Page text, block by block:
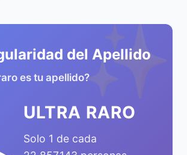
✨
del Apellido
es tu apellido?
ULTRA RARO
Solo 1 de cada